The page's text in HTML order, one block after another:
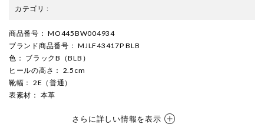
カテゴリ :
商品番号 ： MO445BW004934
ブランド商品番号 ： MJLF43417P BLB
色 ： ブラックB（BLB）
ヒールの高さ ： 2.5cm
靴幅 ： 2E（普通）
表素材 ： 本革
さらに詳しい情報を表示